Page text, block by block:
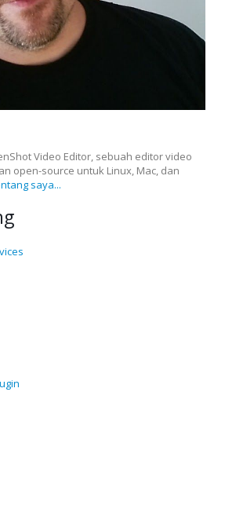
Video Editor, sebuah editor video
open-source untuk Linux, Mac, dan
saya...